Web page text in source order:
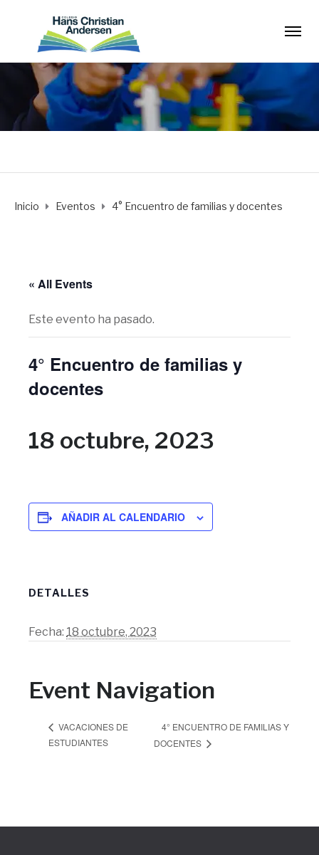
Inicio Eventos 4° Encuentro de familias y docentes
« All Events
Este evento ha pasado.
4° Encuentro de familias y
docentes
18 octubre, 2023
AÑADIR AL CALENDARIO
DETALLES
Fecha: 18 octubre, 2023
Event Navigation
VACACIONES DE
ESTUDIANTES
4° ENCUENTRO DE FAMILIAS Y
DOCENTES